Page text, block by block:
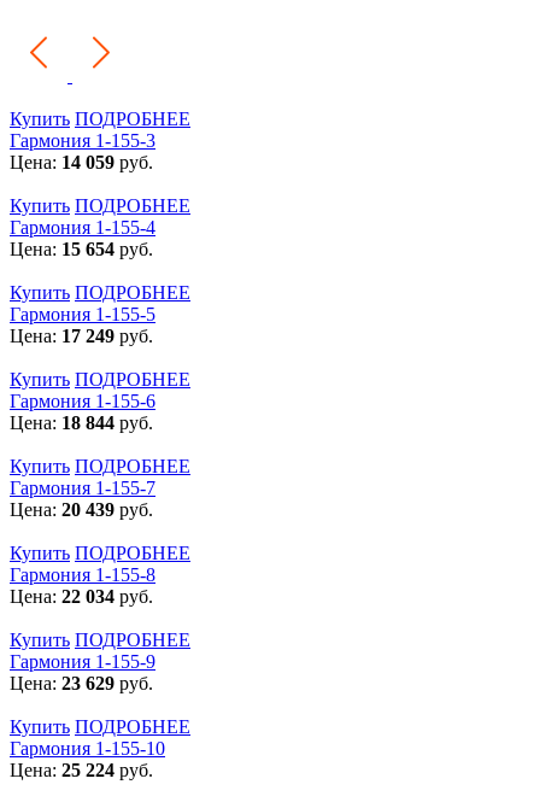
Купить ПОДРОБНЕЕ
Гармония 1-155-3
Цена: 14 059 руб.
Купить ПОДРОБНЕЕ
Гармония 1-155-4
Цена: 15 654 руб.
Купить ПОДРОБНЕЕ
Гармония 1-155-5
Цена: 17 249 руб.
Купить ПОДРОБНЕЕ
Гармония 1-155-6
Цена: 18 844 руб.
Купить ПОДРОБНЕЕ
Гармония 1-155-7
Цена: 20 439 руб.
Купить ПОДРОБНЕЕ
Гармония 1-155-8
Цена: 22 034 руб.
Купить ПОДРОБНЕЕ
Гармония 1-155-9
Цена: 23 629 руб.
Купить ПОДРОБНЕЕ
Гармония 1-155-10
Цена: 25 224 руб.